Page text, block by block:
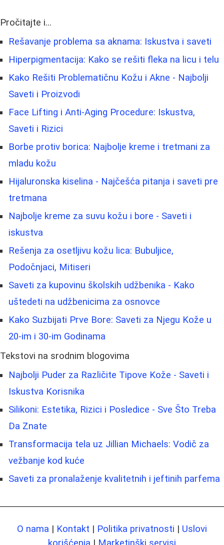
Pročitajte i...
Rešavanje problema sa aknama: Iskustva i saveti
Hiperpigmentacija: Kako se rešiti fleka na licu i telu
Kako Rešiti Problematičnu Kožu i Akne - Najbolji
Saveti i Proizvodi
Face Lifting i Anti-Aging Procedure: Iskustva,
Saveti i Rizici
Borbe protiv borica: Najbolje kreme i tretmani za
mladu kožu
Hijaluronska kiselina - Najčešća pitanja i saveti pre
tretmana
Najbolje kreme za suvu kožu i bore - Saveti i
iskustva
Rešenja za osetljivu kožu lica: Bubuljice,
Podočnjaci, Mitiseri
Saveti za kupovinu školskih udžbenika - Kako
uštedeti na udžbenicima za osnovce
Kako Suzbijati Prve Bore: Saveti za Njegu Kože u
20-im i 30-im Godinama
Tekstovi na srodnim blogovima
Najbolji Puder za Različite Tipove Kože - Saveti i
Iskustva Korisnika
Silikoni: Estetika, Rizici i Posledice - Sve Što Treba
Da Znate
Transformacija tela uz Jillian Michaels: Vodič za
vežbanje kod kuće
Saveti za pronalaženje kvalitetnih i jeftinih parfema
O nama | Kontakt | Politika privatnosti | Uslovi